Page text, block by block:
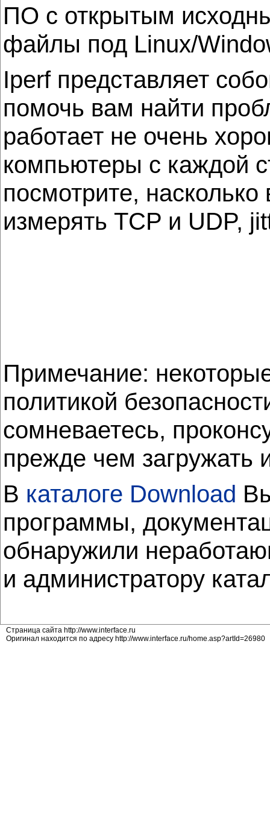
ПО с открытым
файлы под Linux/
Iperf представляет
помочь вам найти
работает не очень
компьютеры с каждой
посмотрите,
измерять TCP и UDP,
Примечание:
политикой
сомневаетесь,
прежде чем загружать
В каталоге Download
программы,
обнаружили
и администратору
Страница сайта http://www.interface.ru
Оригинал находится по адресу http://www.interface.ru/home.asp?artId=26980